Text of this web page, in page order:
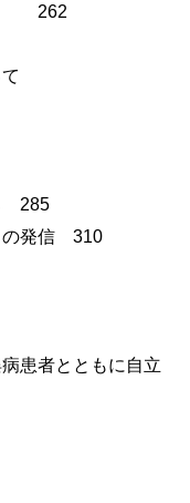
262
285
の発信 310
患者とともに自立